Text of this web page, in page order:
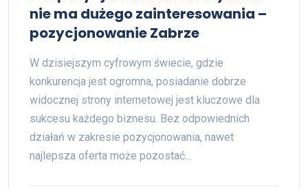
nie ma dużego zainteresowania –
pozycjonowanie Zabrze
W dzisiejszym cyfrowym świecie, gdzie
konkurencja jest ogromna, posiadanie dobrze
widocznej strony internetowej jest kluczowe dla
sukcesu każdego biznesu. Bez odpowiednich
działań w zakresie pozycjonowania, nawet
najlepsza oferta może pozostać…